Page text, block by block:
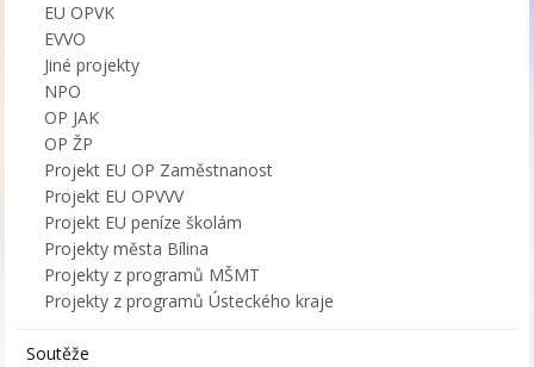
EU OPVK
EVVO
Jiné projekty
NPO
OP JAK
OP ŽP
Projekt EU OP Zaměstnanost
Projekt EU OPVVV
Projekt EU peníze školám
Projekty města Bílina
Projekty z programů MŠMT
Projekty z programů Ústeckého kraje
Soutěže